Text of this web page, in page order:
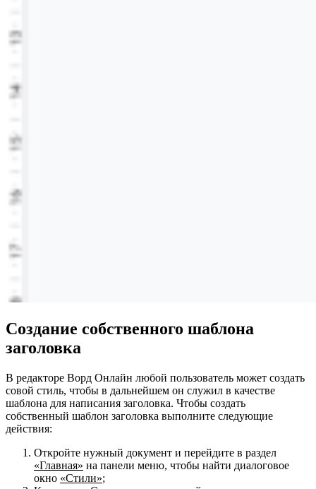
Создание собственного шаблона
заголовка
В редакторе Ворд Онлайн любой пользователь может создать
совой стиль, чтобы в дальнейшем он служил в качестве
шаблона для написания заголовка. Чтобы создать
собственный шаблон заголовка выполните следующие
действия:
Откройте нужный документ и перейдите в раздел
«Главная» на панели меню, чтобы найти диалоговое
окно «Стили»;